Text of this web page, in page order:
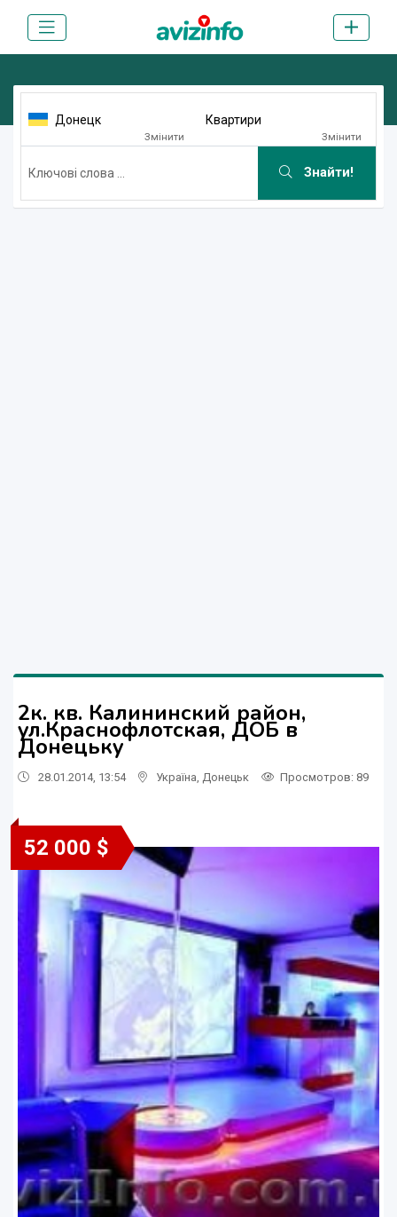
Донецк
Змінити
Квартири
Змінити
Знайти!
2к. кв. Калининский район,
ул.Краснофлотская, ДОБ в
Донецьку
28.01.2014, 13:54 Україна Донецьк Просмотров: 89
52 000 $